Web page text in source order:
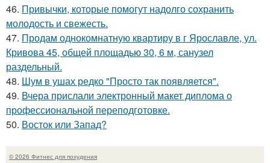
46. Привычки, которые помогут надолго сохранить
молодость и свежесть.
47. Продам однокомнатную квартиру в г Ярославле, ул.
Кривова 45, общей площадью 30, 6 м, санузел
раздельный.
48. Шум в ушах редко "Просто так появляется".
49. Вчера прислали электронный макет диплома о
профессиональной переподготовке.
50. Восток или Запад?
© 2026 Фитнес для похудения